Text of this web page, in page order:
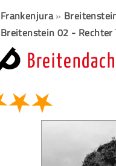
Frankenjura»
Breitenstein 02 - Rechter